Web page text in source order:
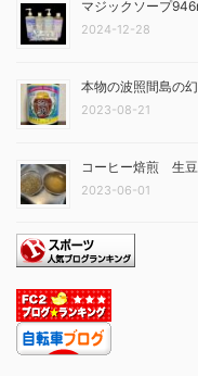
マジックソープ
2024-12-28
本物の波照間島の
2023-08-21
コーヒー焙煎 生豆
2023-06-01